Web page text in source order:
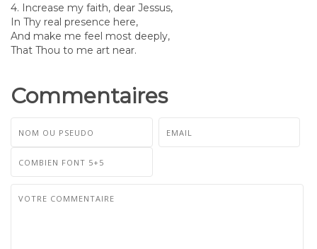
4. Increase my faith, dear Jessus,
In Thy real presence here,
And make me feel most deeply,
That Thou to me art near.
Commentaires